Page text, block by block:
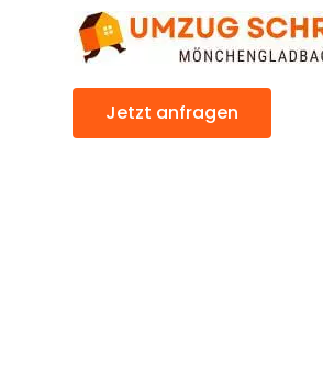
Jetzt anfragen